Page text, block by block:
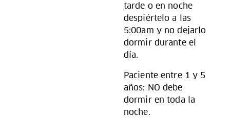
tarde o en noche
despiértelo a las
5:00am y no dejarlo
dormir durante el
día.
Paciente entre 1 y 5
años: NO debe
dormir en toda la
noche.